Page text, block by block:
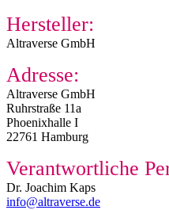
Hersteller:
Altraverse GmbH
Adresse:
Altraverse GmbH
Ruhrstraße 11a
Phoenixhalle I
22761 Hamburg
Verantwortliche
Dr. Joachim Kaps
info@altraverse.de